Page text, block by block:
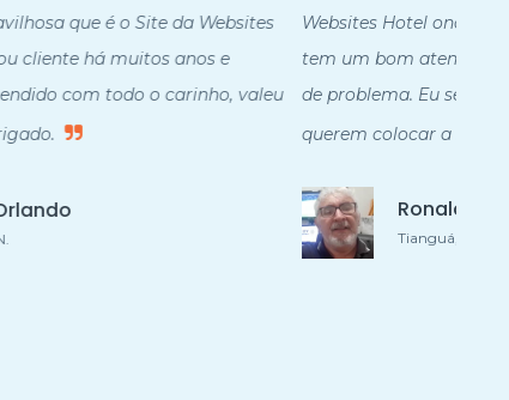
Websites Hotel onde estou há bastante tempo, e
tem um bom atendimento quando há algum tipo
de problema. Eu sempre indico para amigos que
querem colocar a sua Web Rádio no ar.